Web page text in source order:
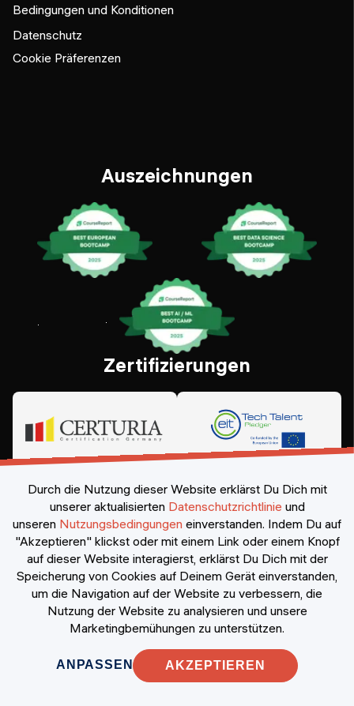
Bedingungen und Konditionen
Datenschutz
Cookie Präferenzen
Auszeichnungen
Zertifizierungen
©2026Constructor Nexademy. Alle Rechte vorbehalten
Durch die Nutzung dieser Website erklärst Du Dich mit
unserer aktualisierten Datenschutzrichtlinie und
unseren Nutzungsbedingungen einverstanden. Indem Du auf
"Akzeptieren" klickst oder mit einem Link oder einem Knopf
auf dieser Website interagierst, erklärst Du Dich mit der
Speicherung von Cookies auf Deinem Gerät einverstanden,
um die Navigation auf der Website zu verbessern, die
Nutzung der Website zu analysieren und unsere
Marketingbemühungen zu unterstützen.
ANPASSEN AKZEPTIEREN